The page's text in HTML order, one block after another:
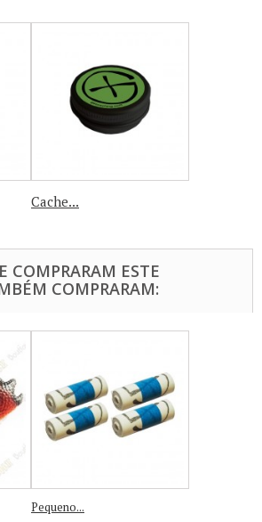
Cache...
COMPRARAM ESTE
COMPRARAM:
Pequeno...